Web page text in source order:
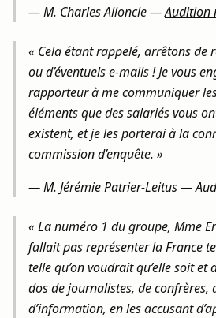
—M. Charles Alloncle—Audition
« Cela étant rappelé, arrêtons de
ou d’éventuels e-mails ! Je vous
rapporteur à me communiquer
éléments que des salariés vous
existent, et je les porterai à la
commission d’enquête. »
—M. Jérémie Patrier-Leitus—
« La numéro 1 du groupe, Mme
fallait pas représenter la France
telle qu’on voudrait qu’elle soit et
dos de journalistes, de confrères,
d’information, en les accusant